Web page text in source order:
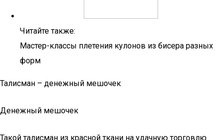
Читайте также:
Мастер-классы плетения кулонов из бисера разных
форм
Талисман – денежный мешочек
Денежный мешочек
Такой талисман из красной ткани на удачную торговлю